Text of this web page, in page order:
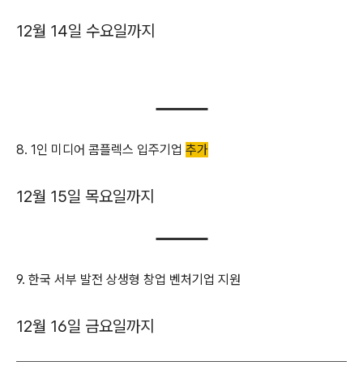
12월 14일 수요일까지
8. 1인 미디어 콤플렉스 입주기업 추가
12월 15일 목요일까지
9. 한국 서부 발전 상생형 창업 벤처기업 지원
12월 16일 금요일까지